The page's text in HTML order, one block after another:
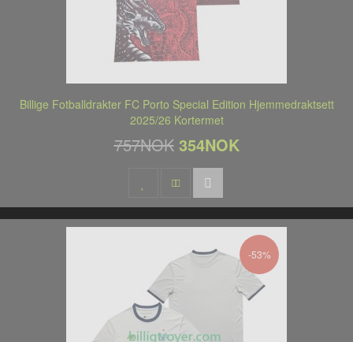
Billige Fotballdrakter FC Porto Special Edition Hjemmedraktsett
2025/26 Kortermet
757NOK 354NOK
-53%